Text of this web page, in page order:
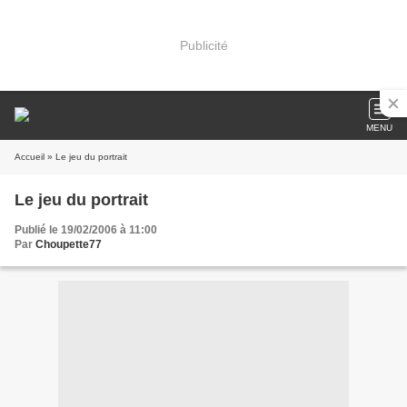
Publicité
MENU
Accueil » Le jeu du portrait
Le jeu du portrait
Publié le 19/02/2006 à 11:00
Par Choupette77